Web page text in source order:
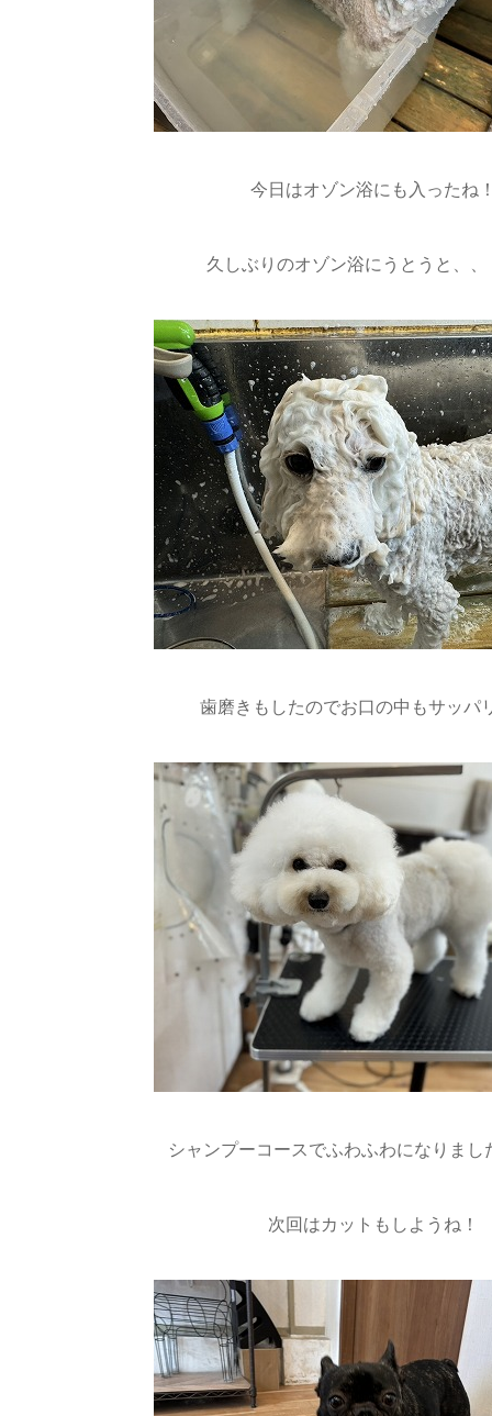
今日はオゾン浴にも入ったね
久しぶりのオゾン浴にうとうと、
歯磨きもしたのでお口の中もサッパ
シャンプーコースでふわふわになりまし
次回はカットもしようね！